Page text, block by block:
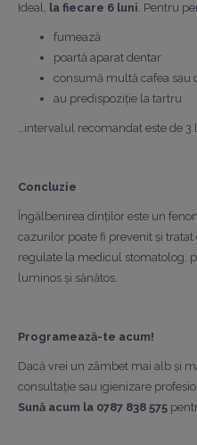
Ideal, la fiecare 6 luni. Pentru
fumează
poartă aparat dentar
consumă multă cafea sau
au predispoziție la tartru
…intervalul recomandat este de 3
Concluzie
Îngălbenirea dinților este un
cazurilor poate fi prevenit și tratat
regulate la medicul stomatolog,
luminos și sănătos.
Programează-te acum!
Dacă vrei un zâmbet mai alb și
consultație sau igienizare
Sună acum la 0787 838 575